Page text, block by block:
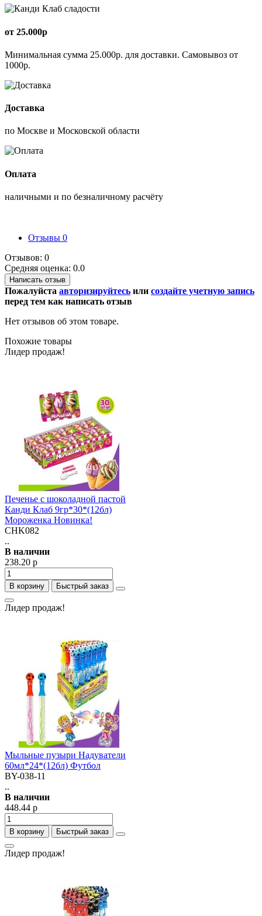
от 25.000р
Минимальная сумма 25.000р. для доставки. Самовывоз от
1000р.
Доставка
по Москве и Московской области
Оплата
наличными и по безналичному расчёту
Отзывы 0
Отзывов: 0
Средняя оценка: 0.0
Написать отзыв
Пожалуйста авторизируйтесь или создайте учетную запись
перед тем как написать отзыв
Нет отзывов об этом товаре.
Похожие товары
Лидер продаж!
Печенье с шоколадной пастой
Канди Клаб 9гр*30*(12бл)
Мороженка Новинка!
CHK082
..
В наличии
238.20 р
В корзину Быстрый заказ
Лидер продаж!
Мыльные пузыри Надуватели
60мл*24*(12бл) Футбол
BY-038-11
..
В наличии
448.44 р
В корзину Быстрый заказ
Лидер продаж!